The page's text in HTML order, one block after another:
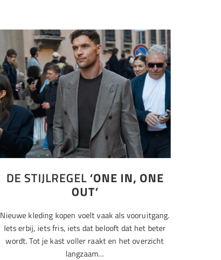
DE STIJLREGEL ‘ONE IN, ONE
OUT’
Nieuwe kleding kopen voelt vaak als vooruitgang.
Iets erbij, iets fris, iets dat belooft dat het beter
wordt. Tot je kast voller raakt en het overzicht
langzaam…